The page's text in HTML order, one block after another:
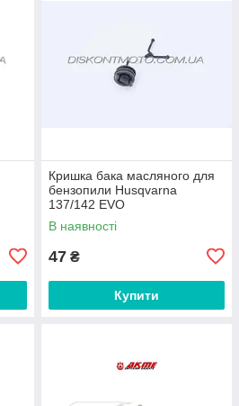
Кришка бака масляного для
бензопили Husqvarna
137/142 EVO
В наявності
47 ₴
Купити